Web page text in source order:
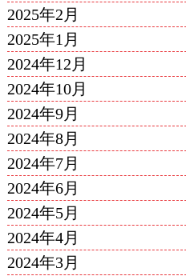
2025年2月
2025年1月
2024年12月
2024年10月
2024年9月
2024年8月
2024年7月
2024年6月
2024年5月
2024年4月
2024年3月